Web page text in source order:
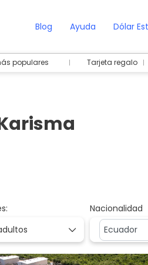
Blog Ayuda Dólar
populares Tarjeta regalo
Nacionalidad